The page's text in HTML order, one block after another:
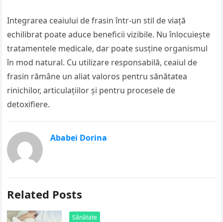
Integrarea ceaiului de frasin într-un stil de viață
echilibrat poate aduce beneficii vizibile. Nu înlocuiește
tratamentele medicale, dar poate susține organismul
în mod natural. Cu utilizare responsabilă, ceaiul de
frasin rămâne un aliat valoros pentru sănătatea
rinichilor, articulațiilor și pentru procesele de
detoxifiere.
Ababei Dorina
Related Posts
Sănătate